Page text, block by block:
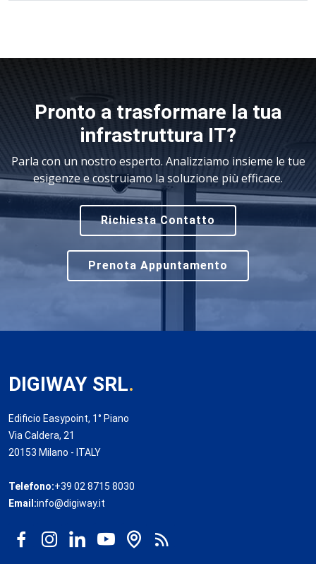
Pronto a trasformare la tua
infrastruttura IT?
Parla con un nostro esperto. Analizziamo insieme le tue
esigenze e costruiamo la soluzione più efficace.
Richiesta Contatto
Prenota Appuntamento
DIGIWAY SRL.
Edificio Easypoint, 1° Piano
Via Caldera, 21
20153 Milano - ITALY
Telefono:+39 02 8715 8030
Email:info@digiway.it